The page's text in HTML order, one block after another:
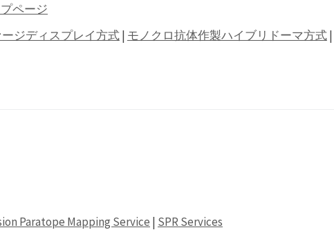
ページ
ジディスプレイ方式| モノクロ抗体作製ハイブリドーマ方式|
Paratope Mapping Service | SPR Services